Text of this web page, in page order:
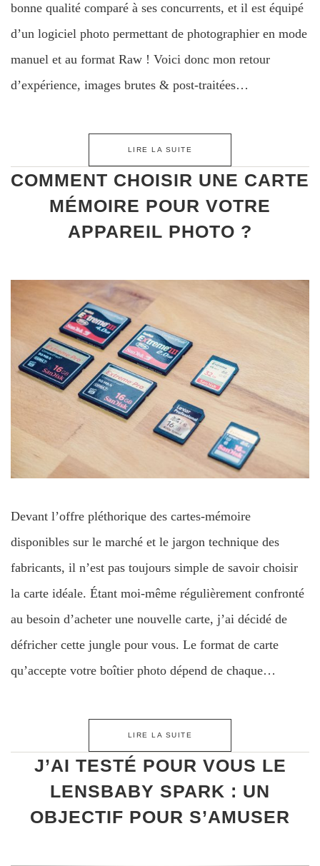
bonne qualité comparé à ses concurrents, et il est équipé
d’un logiciel photo permettant de photographier en mode
manuel et au format Raw ! Voici donc mon retour
d’expérience, images brutes & post-traitées…
LIRE LA SUITE
COMMENT CHOISIR UNE CARTE
MÉMOIRE POUR VOTRE
APPAREIL PHOTO ?
Devant l’offre pléthorique des cartes-mémoire
disponibles sur le marché et le jargon technique des
fabricants, il n’est pas toujours simple de savoir choisir
la carte idéale. Étant moi-même régulièrement confronté
au besoin d’acheter une nouvelle carte, j’ai décidé de
défricher cette jungle pour vous. Le format de carte
qu’accepte votre boîtier photo dépend de chaque…
LIRE LA SUITE
J’AI TESTÉ POUR VOUS LE
LENSBABY SPARK : UN
OBJECTIF POUR S’AMUSER